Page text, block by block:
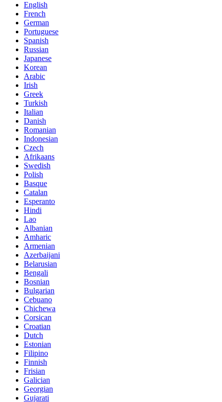
English
French
German
Portuguese
Spanish
Russian
Japanese
Korean
Arabic
Irish
Greek
Turkish
Italian
Danish
Romanian
Indonesian
Czech
Afrikaans
Swedish
Polish
Basque
Catalan
Esperanto
Hindi
Lao
Albanian
Amharic
Armenian
Azerbaijani
Belarusian
Bengali
Bosnian
Bulgarian
Cebuano
Chichewa
Corsican
Croatian
Dutch
Estonian
Filipino
Finnish
Frisian
Galician
Georgian
Gujarati